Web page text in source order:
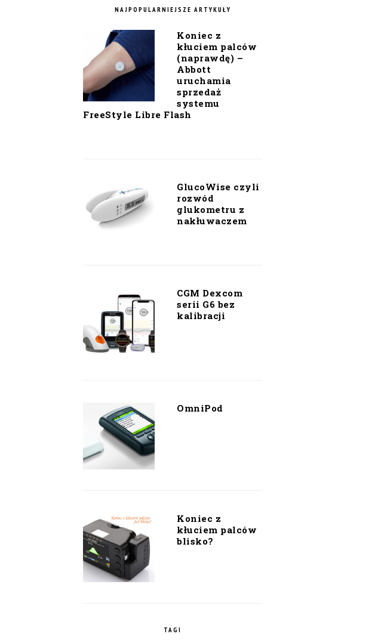
NAJPOPULARNIEJSZE ARTYKUŁY
Koniec z
kłuciem palców
(naprawdę) –
Abbott
uruchamia
sprzedaż
systemu
FreeStyle Libre Flash
GlucoWise czyli
rozwód
glukometru z
nakłuwaczem
CGM Dexcom
serii G6 bez
kalibracji
OmniPod
Koniec z
kłuciem palców
blisko?
TAGI